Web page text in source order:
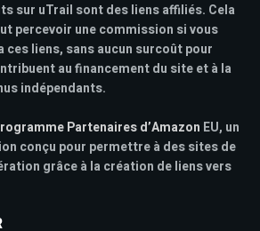
sur uTrail sont des liens affiliés. Cela
percevoir une commission si vous
ces liens, sans aucun surcoût pour
au financement du site et à la
indépendants.
Partenaires d’Amazon EU, un
conçu pour permettre à des sites de
grâce à la création de liens vers